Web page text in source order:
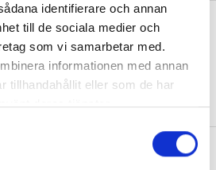
identifierare och annan
till de sociala medier och
som vi samarbetar med.
informationen med annan
tillhandahållit eller som de har
deras tjänster.
band till naturen med
hela
är ingen isolerad ö